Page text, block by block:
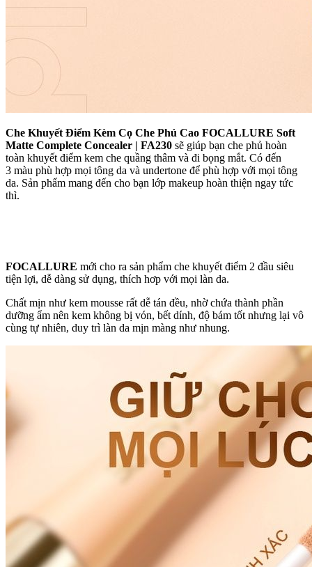
Che Khuyết Điểm Kèm Cọ Che Phủ Cao FOCALLURE Soft
Matte Complete Concealer | FA230 sẽ giúp bạn che phủ hoàn
toàn khuyết điểm kem che quầng thâm và đi bọng mắt. Có đến
3 màu phù hợp mọi tông da và undertone để phù hợp với mọi tông
da. Sản phẩm mang đến cho bạn lớp makeup hoàn thiện ngay tức
thì.
FOCALLURE mới cho ra sản phẩm che khuyết điểm 2 đầu siêu
tiện lợi, dễ dàng sử dụng, thích hơp với mọi làn da.
Chất mịn như kem mousse rất dễ tán đều, nhờ chứa thành phần
dưỡng ẩm nên kem không bị vón, bết dính, độ bám tốt nhưng lại vô
cùng tự nhiên, duy trì làn da mịn màng như nhung.